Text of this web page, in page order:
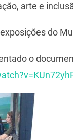
arte e
do
o